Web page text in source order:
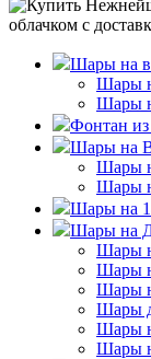
Шары на
Шары
Шары
Фонтан
Шары на
Шары
Шары
Шары на
Шары на
Шары
Шары
Шары
Шары
Шары
Шары